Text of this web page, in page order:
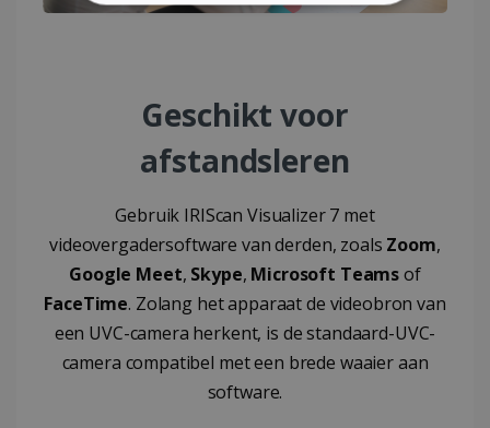
Geschikt voor
afstandsleren
Gebruik IRIScan Visualizer 7 met
videovergadersoftware van derden, zoals Zoom,
Google Meet, Skype, Microsoft Teamsof
FaceTime. Zolang het apparaat de videobron van
een UVC-camera herkent, is de standaard-UVC-
camera compatibel met een brede waaier aan
software.
STRIKT NOODZAKELIJK
FUNCTIONEEL
Strikt noodzakelijke cookies maken de
zoals gebruikersaanmelding en
accountbeheer. De website kan niet goed
worden gebruikt zonder de strikt
noodzakelijke cookies.